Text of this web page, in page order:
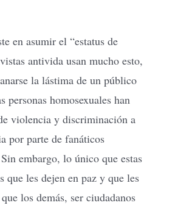
en asumir el “estatus de
antivida usan mucho esto,
la lástima de un público
personas homosexuales han
violencia y discriminación a
por parte de fanáticos
embargo, lo único que estas
que les dejen en paz y que les
los demás, ser ciudadanos